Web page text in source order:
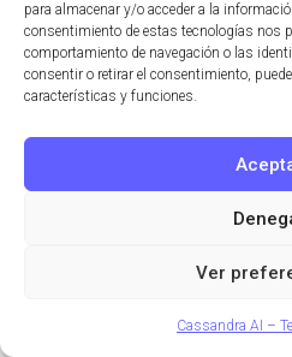
para almacenar y/o acceder a la
consentimiento de estas tecnologías nos
comportamiento de navegación o las
consentir o retirar el consentimiento,
características y funciones.
Ver
Cassandra AI –